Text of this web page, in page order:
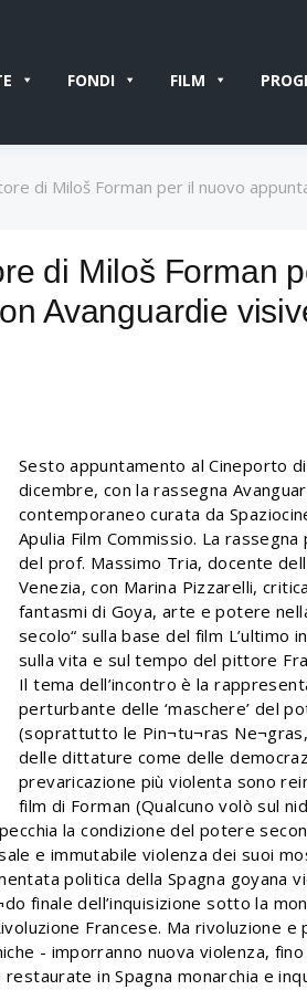
FONDI FILM
di Miloš Forman per il nuovo
di Miloš Forman
Avanguardie
Sesto appuntamento al Cineporto
dicembre, con la rassegna
contemporaneo curata da
Apulia Film Commissio. La rassegna
del prof. Massimo Tria, docente
Venezia, con Marina Pizzarelli,
fantasmi di Goya, arte e potere
secolo“ sulla base del film L’ultimo
sulla vita e sul tempo del pittore
Il tema dell’incontro è la
perturbante delle ‘maschere’ del
(soprattutto le Pin¬tu¬ras
delle dittature come delle
prevaricazione più violenta sono
film di Forman (Qualcuno volò sul
la condizione del potere
e immutabile violenza dei suoi
politica della Spagna goyana
finale dell’inquisizione sotto la
Francese. Ma rivoluzione e
- imporranno nuova violenza, fino
in Spagna monarchia e